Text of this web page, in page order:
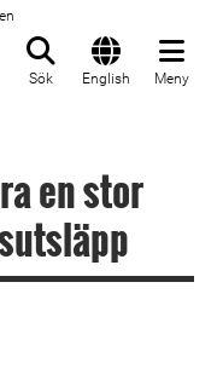
Sök English Meny
en stor